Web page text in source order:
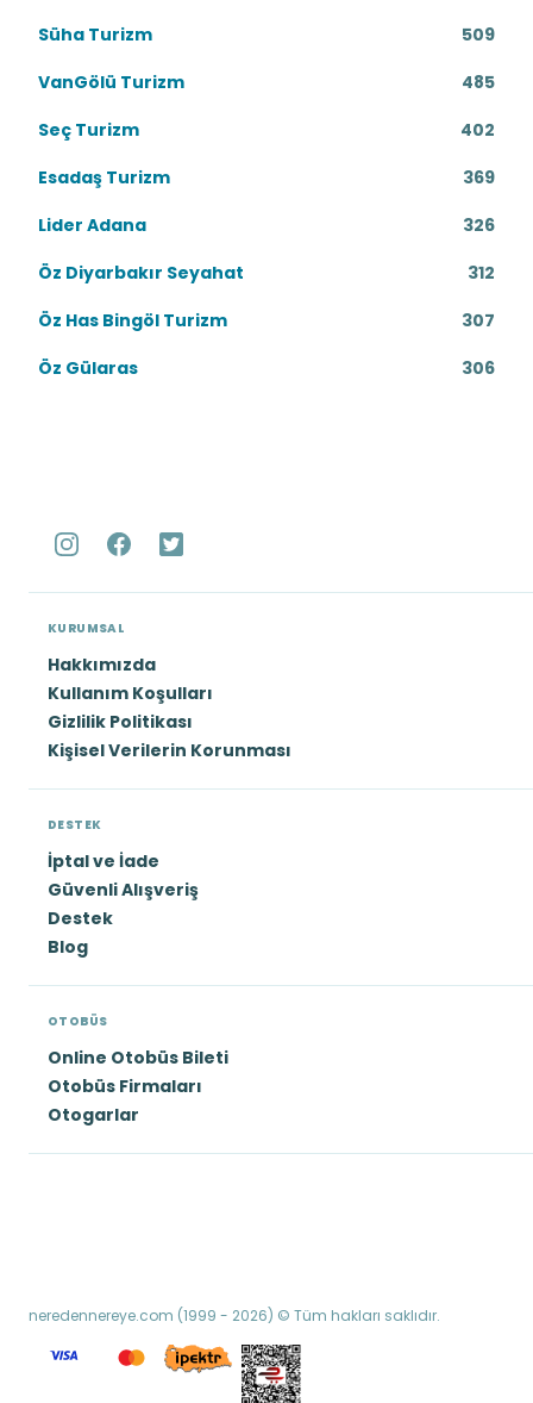
Süha Turizm
509
VanGölü Turizm
485
Seç Turizm
402
Esadaş Turizm
369
Lider Adana
326
Öz Diyarbakır Seyahat
312
Öz Has Bingöl Turizm
307
Öz Gülaras
306
KURUMSAL
Hakkımızda
Kullanım Koşulları
Gizlilik Politikası
Kişisel Verilerin Korunması
DESTEK
İptal ve İade
Güvenli Alışveriş
Destek
Blog
OTOBÜS
Online Otobüs Bileti
Otobüs Firmaları
Otogarlar
neredennereye.com (1999 - 2026) © Tüm hakları saklıdır.